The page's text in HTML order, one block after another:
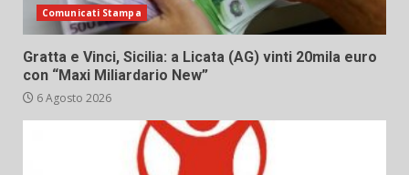
Comunicati Stampa
Gratta e Vinci, Sicilia: a Licata (AG) vinti 20mila euro
con “Maxi Miliardario New”
6 Agosto 2026